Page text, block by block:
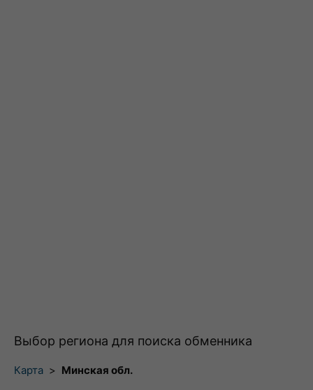
Выбор региона для поиска обменника
Карта > Минская обл.